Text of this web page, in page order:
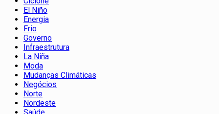
El Niño
Energia
Frio
Governo
Infraestrutura
La Niña
Moda
Mudanças Climáticas
Negócios
Norte
Nordeste